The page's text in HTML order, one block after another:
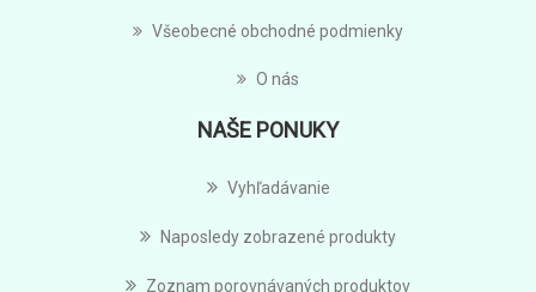
Všeobecné obchodné podmienky
O nás
NAŠE PONUKY
Vyhľadávanie
Naposledy zobrazené produkty
Zoznam porovnávaných produktov